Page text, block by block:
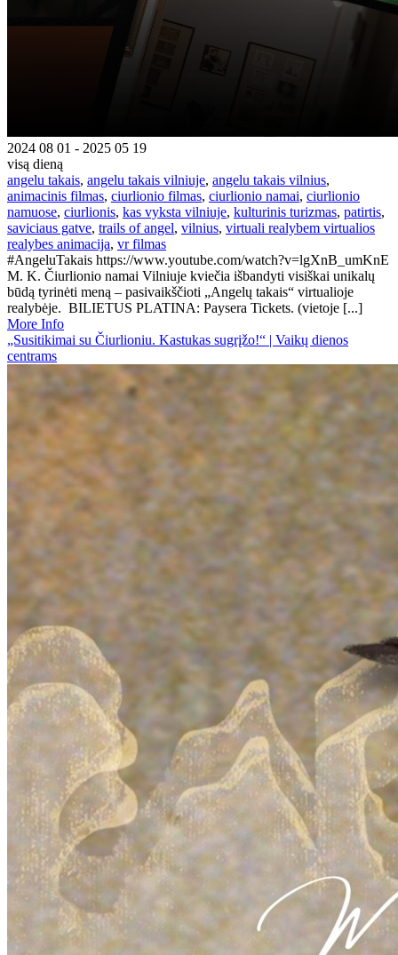
2024 08 01 - 2025 05 19
visą dieną
angelu takais, angelu takais vilniuje, angelu takais vilnius,
animacinis filmas, ciurlionio filmas, ciurlionio namai, ciurlionio
namuose, ciurlionis, kas vyksta vilniuje, kulturinis turizmas, patirtis,
saviciaus gatve, trails of angel, vilnius, virtuali realybem virtualios
realybes animacija, vr filmas
#AngeluTakais https://www.youtube.com/watch?v=lgXnB_umKnE
M. K. Čiurlionio namai Vilniuje kviečia išbandyti visiškai unikalų
būdą tyrinėti meną – pasivaikščioti „Angelų takais“ virtualioje
realybėje. BILIETUS PLATINA: Paysera Tickets. (vietoje [...]
More Info
„Susitikimai su Čiurlioniu. Kastukas sugrįžo!“ | Vaikų dienos
centrams